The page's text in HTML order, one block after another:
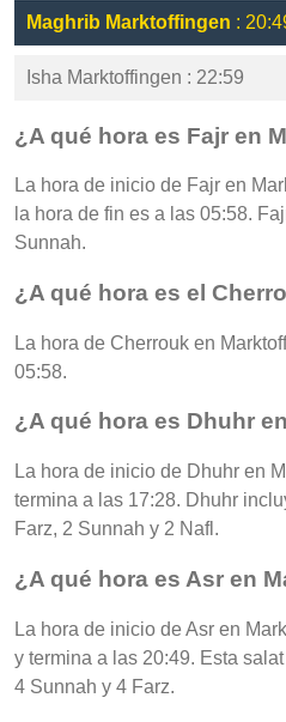
Maghrib Marktoffingen :
Isha Marktoffingen : 22:59
¿A qué hora es Fajr en
La hora de inicio de Fajr en
la hora de fin es a las 05:58.
Sunnah.
¿A qué hora es el
La hora de Cherrouk en
05:58.
¿A qué hora es Dhuhr
La hora de inicio de Dhuhr en
termina a las 17:28. Dhuhr
Farz, 2 Sunnah y 2 Nafl.
¿A qué hora es Asr en
La hora de inicio de Asr en
y termina a las 20:49. Esta
4 Sunnah y 4 Farz.